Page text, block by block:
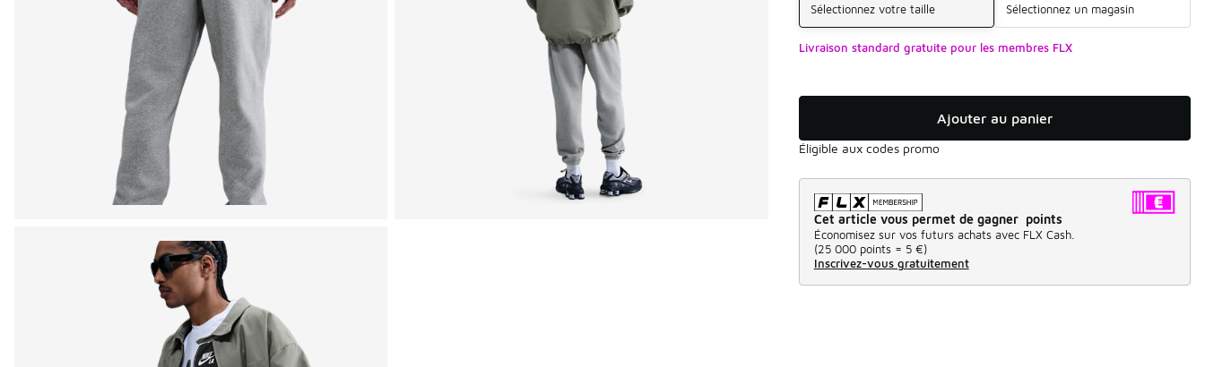
Sélectionnez votre taille Sélectionnez un magasin
Livraison standard gratuite pour les membres FLX
Ajouter au panier
Éligible aux codes promo
Cet article vous permet de gagner points
Économisez sur vos futurs achats avec FLX Cash.
(25 000 points = 5 €)
Inscrivez-vous gratuitement